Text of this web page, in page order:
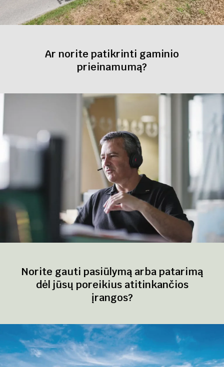
Ar norite patikrinti gaminio
prieinamumą?
Norite gauti pasiūlymą arba patarimą
dėl jūsų poreikius atitinkančios
įrangos?